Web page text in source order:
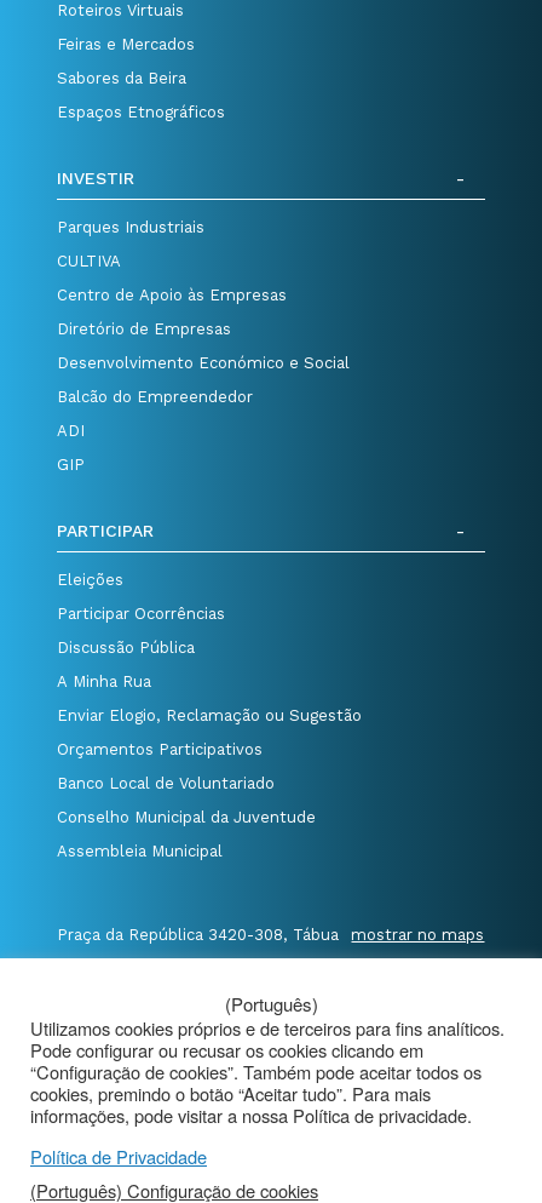
Roteiros Virtuais
Feiras e Mercados
Sabores da Beira
Espaços Etnográficos
INVESTIR
Parques Industriais
CULTIVA
Centro de Apoio às Empresas
Diretório de Empresas
Desenvolvimento Económico e Social
Balcão do Empreendedor
ADI
GIP
PARTICIPAR
Eleições
Participar Ocorrências
Discussão Pública
A Minha Rua
Enviar Elogio, Reclamação ou Sugestão
Orçamentos Participativos
Banco Local de Voluntariado
Conselho Municipal da Juventude
Assembleia Municipal
Praça da República 3420-308, Tábua mostrar no maps
E. geral@cm-tabua.pt
@Município de Tábua | Mapa do Portal
|
Politica de Privacidade
|
Aviso de Privacidade - Videovigilância
(Português)
Utilizamos cookies próprios e de terceiros para fins analíticos.
Pode configurar ou recusar os cookies clicando em
“Configuração de cookies”. Também pode aceitar todos os
cookies, premindo o botão “Aceitar tudo”. Para mais
informações, pode visitar a nossa Política de privacidade.
Política de Privacidade
(Português) Configuração de cookies